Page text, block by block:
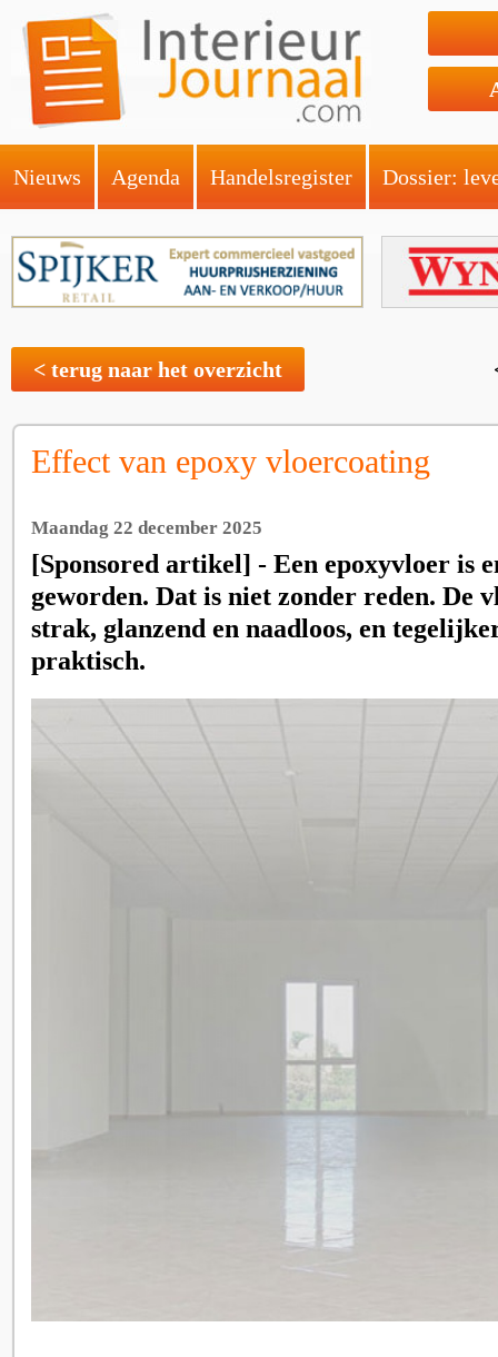
Nieuws Agenda Handelsregister Dossier:
< terug naar het overzicht
Effect van epoxy vloercoating
Maandag 22 december 2025
[Sponsored artikel] - Een epoxyvloer is
geworden. Dat is niet zonder reden. De
strak, glanzend en naadloos, en
praktisch.